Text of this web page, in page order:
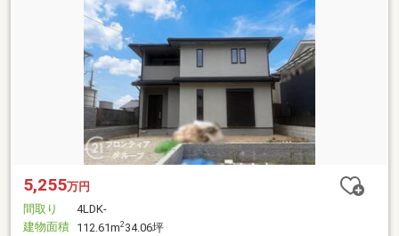
5,255万円
間取り
4LDK-
建物面積 112.61m234.06坪